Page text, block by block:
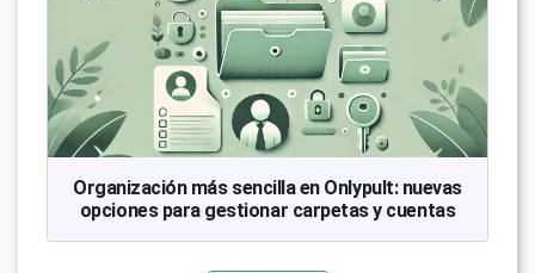
Organización más sencilla en Onlypult: nuevas
opciones para gestionar carpetas y cuentas